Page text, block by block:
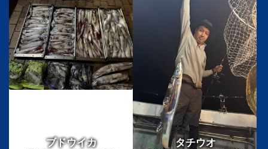
ブドウイカ タチウオ